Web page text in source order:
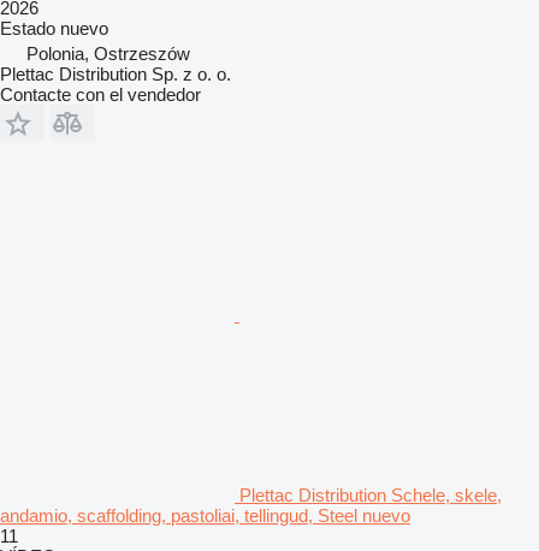
2026
Estado nuevo
Polonia, Ostrzeszów
Plettac Distribution Sp. z o. o.
Contacte con el vendedor
Plettac Distribution Schele, skele,
andamio, scaffolding, pastoliai, tellingud, Steel nuevo
11